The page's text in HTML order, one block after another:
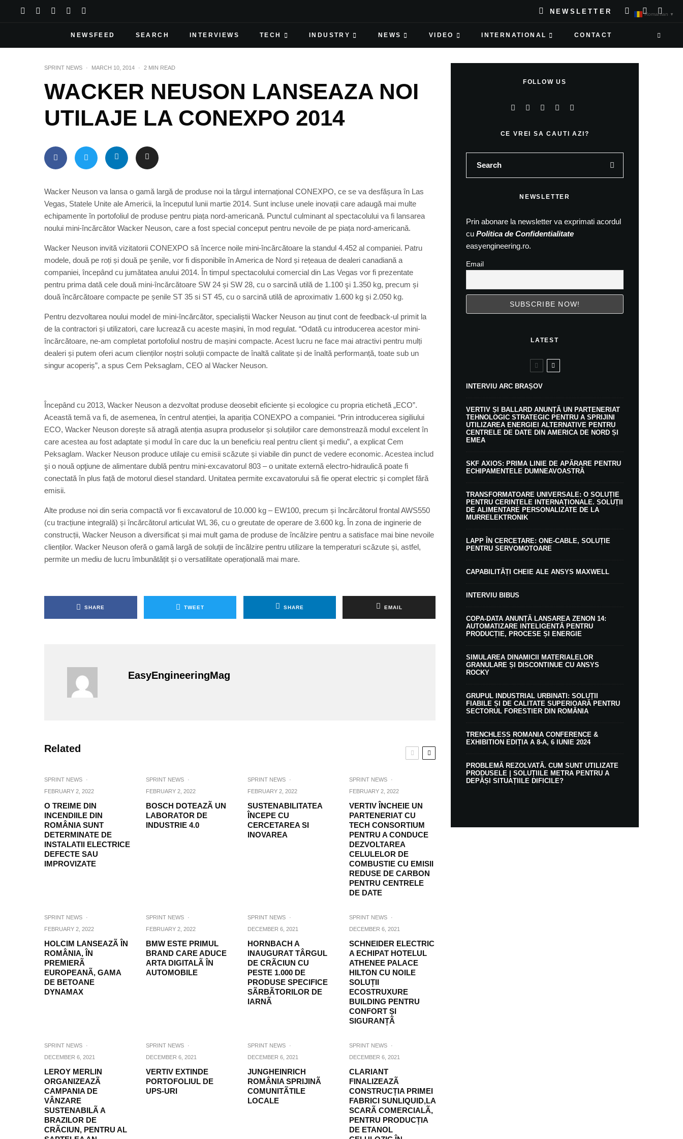
NEWSLETTER
NEWSFEED SEARCH INTERVIEWS TECH INDUSTRY NEWS VIDEO INTERNATIONAL CONTACT
SPRINT NEWS · MARCH 10, 2014 · 2 MIN READ
WACKER NEUSON LANSEAZA NOI
UTILAJE LA CONEXPO 2014
Wacker Neuson va lansa o gamă largă de produse noi la târgul internațional CONEXPO, ce se va desfășura în Las
Vegas, Statele Unite ale Americii, la începutul lunii martie 2014. Sunt incluse unele inovații care adaugă mai multe
echipamente în portofoliul de produse pentru piața nord-americană. Punctul culminant al spectacolului va fi lansarea
noului mini-încărcător Wacker Neuson, care a fost special conceput pentru nevoile de pe piața nord-americană.
Wacker Neuson invită vizitatorii CONEXPO să încerce noile mini-încărcătoare la standul 4.452 al companiei. Patru
modele, două pe roți și două pe şenile, vor fi disponibile în America de Nord și rețeaua de dealeri canadiană a
companiei, începând cu jumătatea anului 2014. În timpul spectacolului comercial din Las Vegas vor fi prezentate
pentru prima dată cele două mini-încărcătoare SW 24 și SW 28, cu o sarcină utilă de 1.100 şi 1.350 kg, precum și
două încărcătoare compacte pe șenile ST 35 si ST 45, cu o sarcină utilă de aproximativ 1.600 kg și 2.050 kg.
Pentru dezvoltarea noului model de mini-încărcător, specialiștii Wacker Neuson au ținut cont de feedback-ul primit la
de la contractori și utilizatori, care lucrează cu aceste mașini, în mod regulat. “Odată cu introducerea acestor mini-
încărcătoare, ne-am completat portofoliul nostru de mașini compacte. Acest lucru ne face mai atractivi pentru mulți
dealeri și putem oferi acum clienților noștri soluții compacte de înaltă calitate și de înaltă performanță, toate sub un
singur acoperiș”, a spus Cem Peksaglam, CEO al Wacker Neuson.
Începând cu 2013, Wacker Neuson a dezvoltat produse deosebit eficiente și ecologice cu propria etichetă „ECO”.
Această temă va fi, de asemenea, în centrul atenției, la apariția CONEXPO a companiei. “Prin introducerea sigiliului
ECO, Wacker Neuson dorește să atragă atenția asupra produselor și soluțiilor care demonstrează modul excelent în
care acestea au fost adaptate și modul în care duc la un beneficiu real pentru client şi mediu”, a explicat Cem
Peksaglam. Wacker Neuson produce utilaje cu emisii scăzute și viabile din punct de vedere economic. Acestea includ
şi o nouă opţiune de alimentare dublă pentru mini-excavatorul 803 – o unitate externă electro-hidraulică poate fi
conectată în plus față de motorul diesel standard. Unitatea permite excavatorului să fie operat electric și complet fără
emisii.
Alte produse noi din seria compactă vor fi excavatorul de 10.000 kg – EW100, precum și încărcătorul frontal AWS550
(cu tracțiune integrală) și încărcătorul articulat WL 36, cu o greutate de operare de 3.600 kg. În zona de inginerie de
construcții, Wacker Neuson a diversificat și mai mult gama de produse de încălzire pentru a satisface mai bine nevoile
clienților. Wacker Neuson oferă o gamă largă de soluții de încălzire pentru utilizare la temperaturi scăzute și, astfel,
permite un mediu de lucru îmbunătățit și o versatilitate operațională mai mare.
SHARE TWEET SHARE EMAIL
EasyEngineeringMag
Related
SPRINT NEWS
·
FEBRUARY 2, 2022
O TREIME DIN
INCENDIILE DIN
ROMÂNIA SUNT
DETERMINATE DE
INSTALATII ELECTRICE
DEFECTE SAU
IMPROVIZATE
SPRINT NEWS
·
FEBRUARY 2, 2022
BOSCH DOTEAZÃ UN
LABORATOR DE
INDUSTRIE 4.0
SPRINT NEWS
·
FEBRUARY 2, 2022
SUSTENABILITATEA
ÎNCEPE CU
CERCETAREA SI
INOVAREA
SPRINT NEWS
·
FEBRUARY 2, 2022
VERTIV ÎNCHEIE UN
PARTENERIAT CU
TECH CONSORTIUM
PENTRU A CONDUCE
DEZVOLTAREA
CELULELOR DE
COMBUSTIE CU EMISII
REDUSE DE CARBON
PENTRU CENTRELE
DE DATE
SPRINT NEWS
·
FEBRUARY 2, 2022
HOLCIM LANSEAZÃ ÎN
ROMÂNIA, ÎN
PREMIERÃ
EUROPEANÃ, GAMA
DE BETOANE
DYNAMAX
SPRINT NEWS
·
FEBRUARY 2, 2022
BMW ESTE PRIMUL
BRAND CARE ADUCE
ARTA DIGITALÃ ÎN
AUTOMOBILE
SPRINT NEWS
·
DECEMBER 6, 2021
HORNBACH A
INAUGURAT TÂRGUL
DE CRÃCIUN CU
PESTE 1.000 DE
PRODUSE SPECIFICE
SÃRBÃTORILOR DE
IARNÃ
SPRINT NEWS
·
DECEMBER 6, 2021
SCHNEIDER ELECTRIC
A ECHIPAT HOTELUL
ATHENEE PALACE
HILTON CU NOILE
SOLUȚII
ECOSTRUXURE
BUILDING PENTRU
CONFORT ȘI
SIGURANȚÃ
SPRINT NEWS
·
DECEMBER 6, 2021
LEROY MERLIN
ORGANIZEAZÃ
CAMPANIA DE
VÂNZARE
SUSTENABILÃ A
BRAZILOR DE
CRÃCIUN, PENTRU AL
SPRINT NEWS
·
DECEMBER 6, 2021
VERTIV EXTINDE
PORTOFOLIUL DE
UPS-URI
SPRINT NEWS
·
DECEMBER 6, 2021
JUNGHEINRICH
ROMÂNIA SPRIJINÃ
COMUNITÃTILE
LOCALE
SPRINT NEWS
·
DECEMBER 6, 2021
CLARIANT
FINALIZEAZÃ
CONSTRUCȚIA PRIMEI
FABRICI SUNLIQUID,LA
SCARÃ COMERCIALÃ,
PENTRU PRODUCȚIA
DE ETANOL
FOLLOW US
CE VREI SA CAUTI AZI?
NEWSLETTER
Prin abonare la newsletter va exprimati acordul
cu Politica de Confidentialitate
easyengineering.ro.
Email
LATEST
INTERVIU ARC BRAȘOV
VERTIV ȘI BALLARD ANUNȚĂ UN PARTENERIAT
TEHNOLOGIC STRATEGIC PENTRU A SPRIJINI
UTILIZAREA ENERGIEI ALTERNATIVE PENTRU
CENTRELE DE DATE DIN AMERICA DE NORD ȘI
EMEA
SKF AXIOS: PRIMA LINIE DE APĂRARE PENTRU
ECHIPAMENTELE DUMNEAVOASTRĂ
TRANSFORMATOARE UNIVERSALE: O SOLUȚIE
PENTRU CERINȚELE INTERNAȚIONALE. SOLUȚII
DE ALIMENTARE PERSONALIZATE DE LA
MURRELEKTRONIK
LAPP ÎN CERCETARE: ONE-CABLE, SOLUȚIE
PENTRU SERVOMOTOARE
CAPABILITĂȚI CHEIE ALE ANSYS MAXWELL
INTERVIU BIBUS
COPA-DATA ANUNȚĂ LANSAREA ZENON 14:
AUTOMATIZARE INTELIGENTĂ PENTRU
PRODUCȚIE, PROCESE ȘI ENERGIE
SIMULAREA DINAMICII MATERIALELOR
GRANULARE ȘI DISCONTINUE CU ANSYS
ROCKY
GRUPUL INDUSTRIAL URBINATI: SOLUȚII
FIABILE ȘI DE CALITATE SUPERIOARĂ PENTRU
SECTORUL FORESTIER DIN ROMÂNIA
TRENCHLESS ROMANIA CONFERENCE &
EXHIBITION EDIȚIA A 8-A, 6 IUNIE 2024
PROBLEMĂ REZOLVATĂ. CUM SUNT UTILIZATE
PRODUSELE | SOLUȚIILE METRA PENTRU A
DEPĂȘI SITUAȚIILE DIFICILE?
Romanian ▼